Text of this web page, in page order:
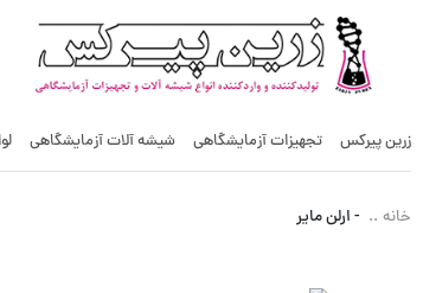
زرین پیرکس تجهیزات آزمایشگاهی شیشه آلات آزمایشگاهی
خانه -ارلن مایر